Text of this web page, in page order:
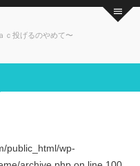
ｃ投げるのやめて〜
public_html/wp-